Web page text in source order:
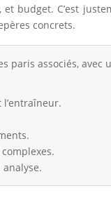
budget. C’est
concrets.
paris associés,